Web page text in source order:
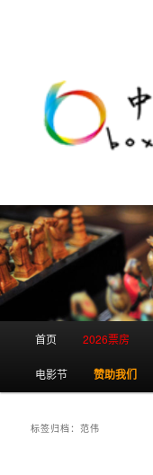
首页 2026票房
电影节 赞助我们
标签归档：范伟